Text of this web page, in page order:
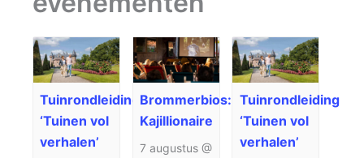
Tuinrondleiding
‘Tuinen vol
verhalen’
Brommerbios:
Kajillionaire
7 augustus @
Tuinrondleiding
‘Tuinen vol
verhalen’